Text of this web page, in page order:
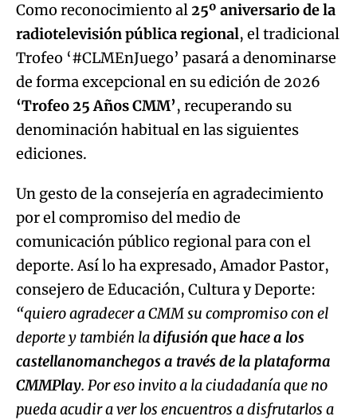
Como reconocimiento al25º aniversario de la
radiotelevisión pública regional, el tradicional
Trofeo ‘#CLMEnJuego’ pasará a denominarse
de forma excepcional en su edición de 2026
‘Trofeo 25 Años CMM’, recuperando su
denominación habitual en las siguientes
ediciones.
Un gesto de la consejería en agradecimiento
por el compromiso del medio de
comunicación público regional para con el
deporte. Así lo ha expresado, Amador Pastor,
consejero de Educación, Cultura y Deporte:
“quiero agradecer a CMM su compromiso con el
deporte y también ladifusión que hace a los
castellanomanchegos a través de la plataforma
CMMPlay. Por eso invito a la ciudadanía que no
pueda acudir a ver los encuentros a disfrutarlos a